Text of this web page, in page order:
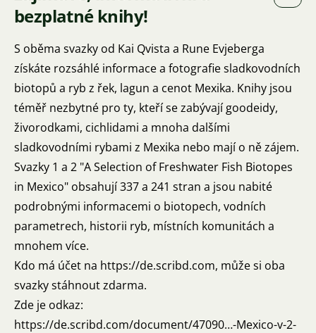
bezplatné knihy!
S oběma svazky od Kai Qvista a Rune Evjeberga
získáte rozsáhlé informace a fotografie sladkovodních
biotopů a ryb z řek, lagun a cenot Mexika. Knihy jsou
téměř nezbytné pro ty, kteří se zabývají goodeidy,
živorodkami, cichlidami a mnoha dalšími
sladkovodními rybami z Mexika nebo mají o ně zájem.
Svazky 1 a 2 "A Selection of Freshwater Fish Biotopes
in Mexico" obsahují 337 a 241 stran a jsou nabité
podrobnými informacemi o biotopech, vodních
parametrech, historii ryb, místních komunitách a
mnohem více.
Kdo má účet na https://de.scribd.com, může si oba
svazky stáhnout zdarma.
Zde je odkaz:
https://de.scribd.com/document/47090…-Mexico-v-2-